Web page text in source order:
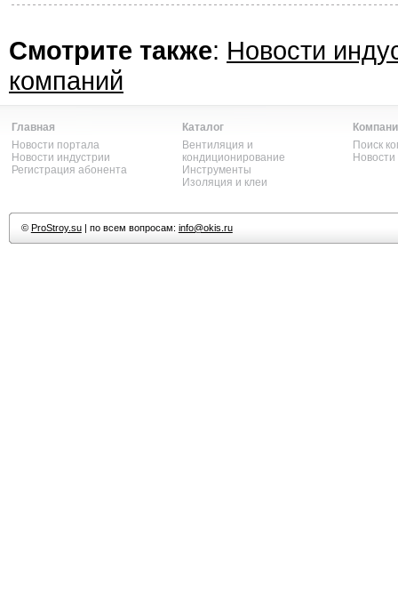
Смотрите также: Новости
компаний
Главная
Новости портала
Новости индустрии
Регистрация абонента
Каталог
Вентиляция и
кондиционирование
Инструменты
Изоляция и клеи
Поиск
© ProStroy.su| по всем вопросам: info@okis.ru